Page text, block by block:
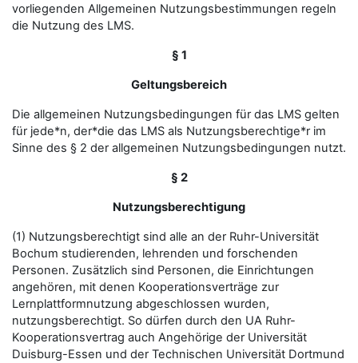
vorliegenden Allgemeinen Nutzungsbestimmungen regeln
die Nutzung des LMS.
§ 1
Geltungsbereich
Die allgemeinen Nutzungsbedingungen für das LMS gelten
für jede*n, der*die das LMS als Nutzungsberechtige*r im
Sinne des § 2 der allgemeinen Nutzungsbedingungen nutzt.
§ 2
Nutzungsberechtigung
(1) Nutzungsberechtigt sind alle an der Ruhr-Universität
Bochum studierenden, lehrenden und forschenden
Personen. Zusätzlich sind Personen, die Einrichtungen
angehören, mit denen Kooperationsverträge zur
Lernplattformnutzung abgeschlossen wurden,
nutzungsberechtigt. So dürfen durch den UA Ruhr-
Kooperationsvertrag auch Angehörige der Universität
Duisburg-Essen und der Technischen Universität Dortmund